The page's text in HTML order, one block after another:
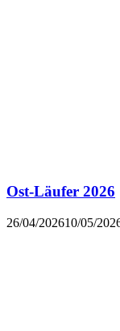
Ost-Läufer 2026
26/04/202610/05/